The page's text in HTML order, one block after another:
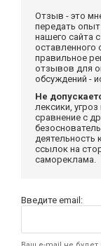
Отзыв - это
передать
нашего сайта
оставленного
правильное
отзывов для
обсуждений -
Не
лексики,
сравнение с
деятельность
ссылок на
самореклама.
Введите email: